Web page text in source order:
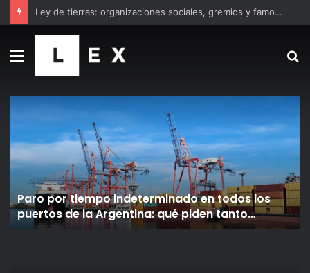
Juicio por Sueños Compartidos: la UIF pidió seis años de prisión para los hermanos Schoklender, Julio De Vido y José López
Menú
Paro por tiempo indeterminado en todos los
puertos de la Argentina: qué piden tanto
gremios como empresas